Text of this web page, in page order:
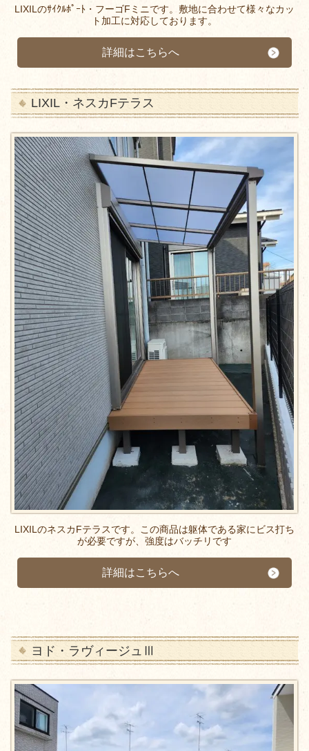
LIXILのｻｲｸﾙﾎﾟｰﾄ・フーゴFミニです。敷地に合わせて様々なカッ
ト加工に対応しております。
詳細はこちらへ
LIXIL・ネスカFテラス
LIXILのネスカFテラスです。この商品は躯体である家にビス打ち
が必要ですが、強度はバッチリです
詳細はこちらへ
ヨド・ラヴィージュⅢ